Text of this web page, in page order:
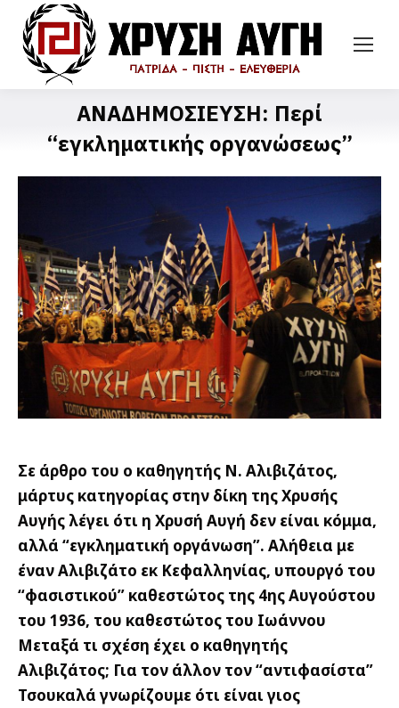
ΑΝΑΔΗΜΟΣΙΕΥΣΗ: Περί
“εγκληματικής οργανώσεως”
Σε άρθρο του ο καθηγητής Ν. Αλιβιζάτος,
μάρτυς κατηγορίας στην δίκη της Χρυσής
Αυγής λέγει ότι η Χρυσή Αυγή δεν είναι κόμμα,
αλλά “εγκληματική οργάνωση”. Αλήθεια με
έναν Αλιβιζάτο εκ Κεφαλληνίας, υπουργό του
“φασιστικού” καθεστώτος της 4ης Αυγούστου
του 1936, του καθεστώτος του Ιωάννου
Μεταξά τι σχέση έχει ο καθηγητής
Αλιβιζάτος; Για τον άλλον τον “αντιφασίστα”
Τσουκαλά γνωρίζουμε ότι είναι γιος